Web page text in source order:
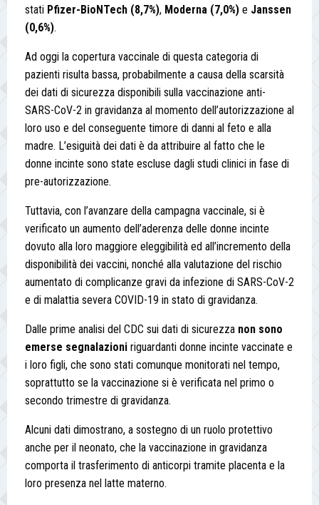
stati Pfizer-BioNTech (8,7%), Moderna (7,0%) e Janssen
(0,6%).
Ad oggi la copertura vaccinale di questa categoria di
pazienti risulta bassa, probabilmente a causa della scarsità
dei dati di sicurezza disponibili sulla vaccinazione anti-
SARS-CoV-2 in gravidanza al momento dell’autorizzazione al
loro uso e del conseguente timore di danni al feto e alla
madre. L’esiguità dei dati è da attribuire al fatto che le
donne incinte sono state escluse dagli studi clinici in fase di
pre-autorizzazione.
Tuttavia, con l’avanzare della campagna vaccinale, si è
verificato un aumento dell’aderenza delle donne incinte
dovuto alla loro maggiore eleggibilità ed all’incremento della
disponibilità dei vaccini, nonché alla valutazione del rischio
aumentato di complicanze gravi da infezione di SARS-CoV-2
e di malattia severa COVID-19 in stato di gravidanza.
Dalle prime analisi del CDC sui dati di sicurezza non sono
emerse segnalazioni riguardanti donne incinte vaccinate e
i loro figli, che sono stati comunque monitorati nel tempo,
soprattutto se la vaccinazione si è verificata nel primo o
secondo trimestre di gravidanza.
Alcuni dati dimostrano, a sostegno di un ruolo protettivo
anche per il neonato, che la vaccinazione in gravidanza
comporta il trasferimento di anticorpi tramite placenta e la
loro presenza nel latte materno.